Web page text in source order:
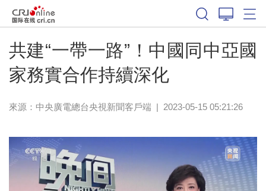
共建“一帶一路”！中國同中亞國
家務實合作持續深化
來源： 中央廣電總台央視新聞客戶端 | 2023-05-15 05:21:26